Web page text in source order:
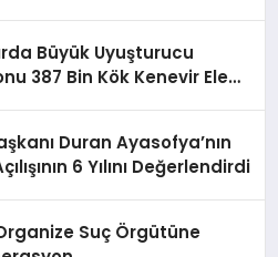
Büyük Uyuşturucu
387 Bin Kök Kenevir Ele
Duran Ayasofya’nın
6 Yılını Değerlendirdi
Suç Örgütüne